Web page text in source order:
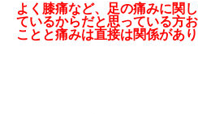
よく膝痛など、足の痛みに関
ているからだと思っている方
ことと痛みは直接は関係があり